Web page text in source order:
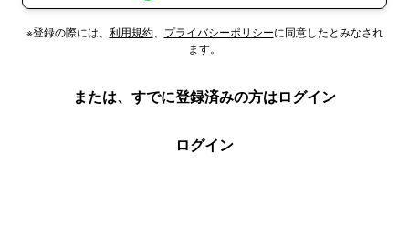
※登録の際には、 利用規約、 プライバシーポリシーに同意したとみなされ
ます。
または、すでに登録済みの方はログイン
ログイン